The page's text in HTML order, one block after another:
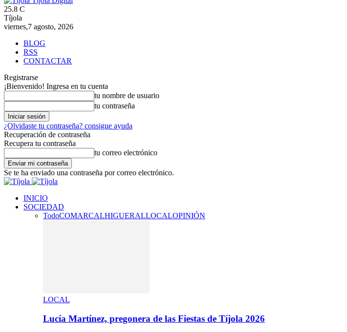
25.8 C
Tíjola
viernes,7 agosto, 2026
BLOG
RSS
CONTACTAR
Registrarse
¡Bienvenido! Ingresa en tu cuenta
tu nombre de usuario
tu contraseña
¿Olvidaste tu contraseña? consigue ayuda
Recuperación de contraseña
Recupera tu contraseña
tu correo electrónico
Se te ha enviado una contraseña por correo electrónico.
INICIO
SOCIEDAD
TodoCOMARCALHIGUERALLOCALOPINIÓN
LOCAL
Lucía Martínez, pregonera de las Fiestas de Tíjola 2026